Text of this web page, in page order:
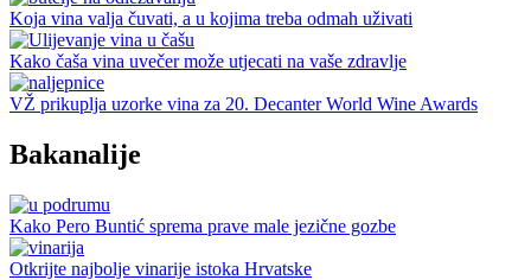
Koja vina valja čuvati, a u kojima treba odmah uživati
Kako čaša vina uvečer može utjecati na vaše zdravlje
VŽ prikuplja uzorke vina za 20. Decanter World Wine Awards
Bakanalije
Kako Pero Buntić sprema prave male jezične gozbe
Otkrijte najbolje vinarije istoka Hrvatske